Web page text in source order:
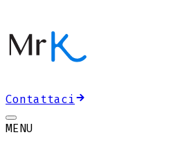
Contattaci
MENU